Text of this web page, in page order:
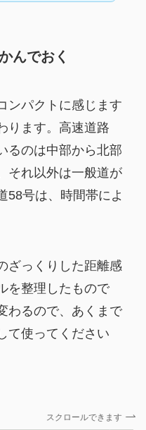
んでおく
ンパクトに感じます
ります。高速道路
るのは中部から北部
それ以外は一般道が
58号は、時間帯によ
ざっくりした距離感
を整理したもので
わるので、あくまで
て使ってください
スクロールできます